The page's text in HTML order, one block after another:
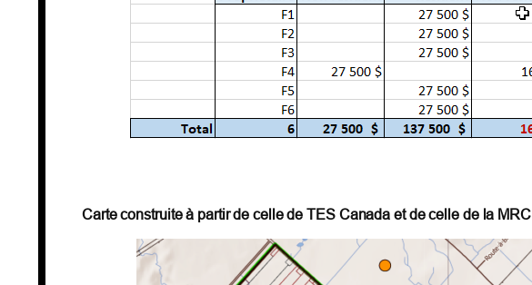
Carte construite à partir de celle de TES Canada et de celle de la MRC